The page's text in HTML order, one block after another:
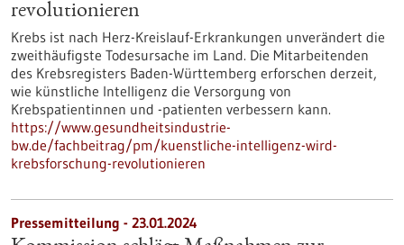
revolutionieren
Krebs ist nach Herz-Kreislauf-Erkrankungen unverändert die
zweithäufigste Todesursache im Land. Die Mitarbeitenden
des Krebsregisters Baden-Württemberg erforschen derzeit,
wie künstliche Intelligenz die Versorgung von
Krebspatientinnen und -patienten verbessern kann.
https://www.gesundheitsindustrie-
bw.de/fachbeitrag/pm/kuenstliche-intelligenz-wird-
krebsforschung-revolutionieren
Pressemitteilung - 23.01.2024